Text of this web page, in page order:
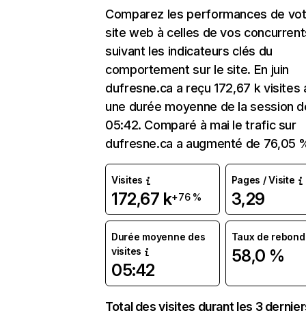
Comparez les performances de
site web à celles de vos
suivant les indicateurs clés du
comportement sur le site. En juin
dufresne.ca a reçu 172,67 k visites
une durée moyenne de la session
05:42. Comparé à mai le trafic sur
dufresne.ca a augmenté de 76,05
Visites
172,67 k+76 %
Pages / Visite
3,29
Durée moyenne des
visites
05:42
Taux de rebond
58,0 %
Total des visites durant les 3